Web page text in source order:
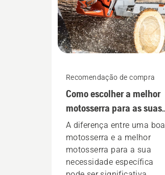
Recomendação de compra
Como escolher a melhor
motosserra para as suas
necessidades
A diferença entre uma boa
motosserra e a melhor
motosserra para a sua
necessidade específica